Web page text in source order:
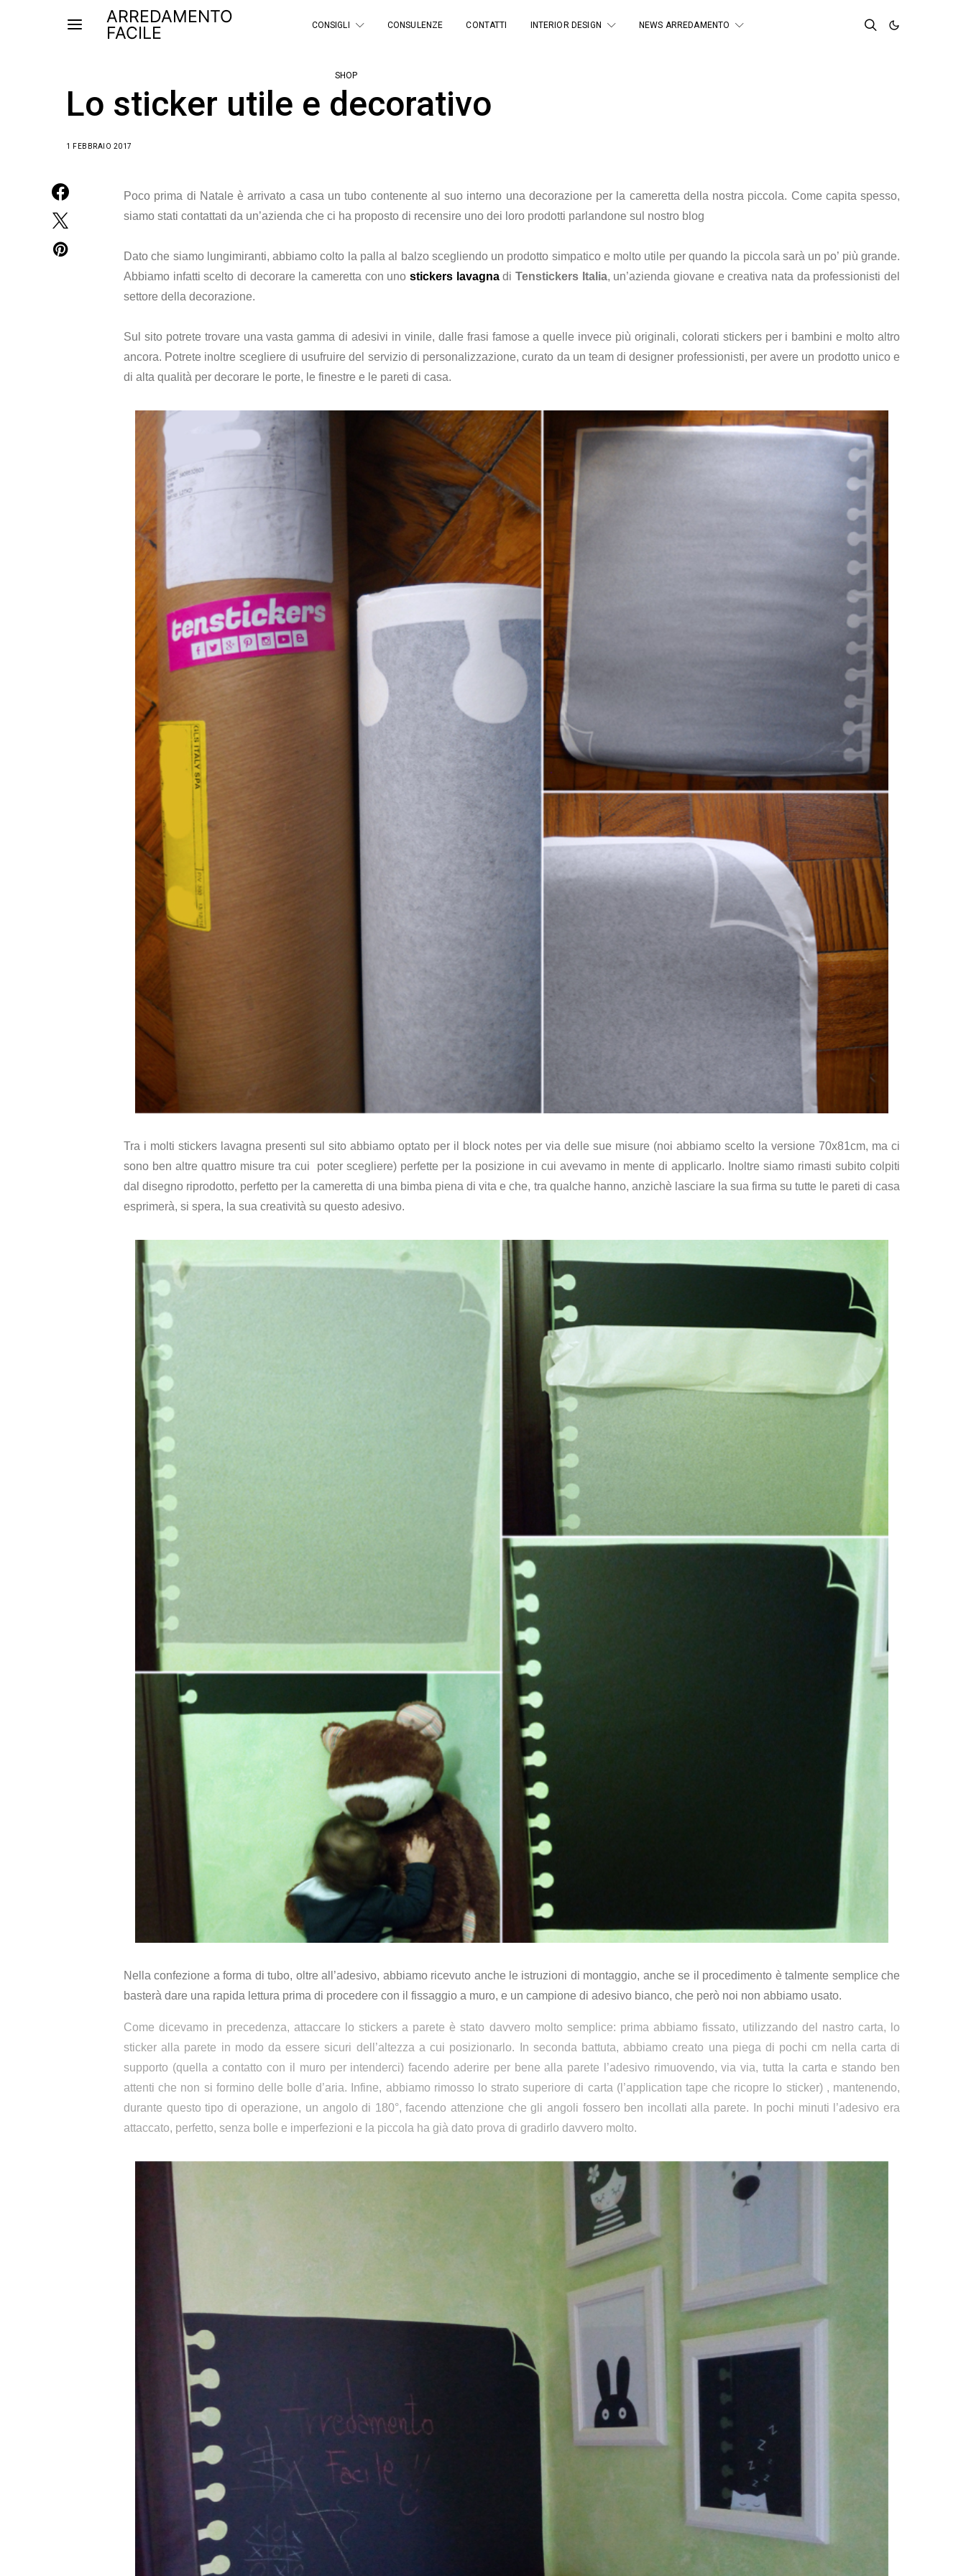
ARREDAMENTO
FACILE
CONSIGLI CONSULENZE CONTATTI INTERIOR DESIGN NEWS ARREDAMENTO
SHOP
Lo sticker utile e decorativo
1 FEBBRAIO 2017
Poco prima di Natale è arrivato a casa un tubo contenente al suo interno una decorazione per la cameretta della nostra piccola. Come capita spesso,
siamo stati contattati da un’azienda che ci ha proposto di recensire uno dei loro prodotti parlandone sul nostro blog
Dato che siamo lungimiranti, abbiamo colto la palla al balzo scegliendo un prodotto simpatico e molto utile per quando la piccola sarà un po’ più grande.
Abbiamo infatti scelto di decorare la cameretta con uno stickers lavagnadiTenstickers Italia, un’azienda giovane e creativa nata da professionisti del
settore della decorazione.
Sul sito potrete trovare una vasta gamma di adesivi in vinile, dalle frasi famose a quelle invece più originali, colorati stickers per i bambini e molto altro
ancora. Potrete inoltre scegliere di usufruire del servizio di personalizzazione, curato da un team di designer professionisti, per avere un prodotto unico e
di alta qualità per decorare le porte, le finestre e le pareti di casa.
Tra i molti stickers lavagna presenti sul sito abbiamo optato per il block notes per via delle sue misure (noi abbiamo scelto la versione 70x81cm, ma ci
sono ben altre quattro misure tra cui poter scegliere) perfette per la posizione in cui avevamo in mente di applicarlo. Inoltre siamo rimasti subito colpiti
dal disegno riprodotto, perfetto per la cameretta di una bimba piena di vita e che, tra qualche hanno, anzichè lasciare la sua firma su tutte le pareti di casa
esprimerà, si spera, la sua creatività su questo adesivo.
Nella confezione a forma di tubo, oltre all’adesivo, abbiamo ricevuto anche le istruzioni di montaggio, anche se il procedimento è talmente semplice che
basterà dare una rapida lettura prima di procedere con il fissaggio a muro, e un campione di adesivo bianco, che però noi non abbiamo usato.
Come dicevamo in precedenza, attaccare lo stickers a parete è stato davvero molto semplice: prima abbiamo fissato, utilizzando del nastro carta, lo
sticker alla parete in modo da essere sicuri dell’altezza a cui posizionarlo. In seconda battuta, abbiamo creato una piega di pochi cm nella carta di
supporto (quella a contatto con il muro per intenderci) facendo aderire per bene alla parete l’adesivo rimuovendo, via via, tutta la carta e stando ben
attenti che non si formino delle bolle d’aria. Infine, abbiamo rimosso lo strato superiore di carta (l’application tape che ricopre lo sticker) , mantenendo,
durante questo tipo di operazione, un angolo di 180°, facendo attenzione che gli angoli fossero ben incollati alla parete. In pochi minuti l’adesivo era
attaccato, perfetto, senza bolle e imperfezioni e la piccola ha già dato prova di gradirlo davvero molto.